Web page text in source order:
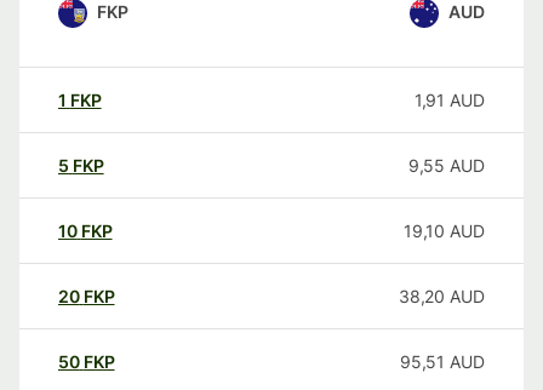
FKP AUD
1 FKP 1,91 AUD
5 FKP 9,55 AUD
10 FKP 19,10 AUD
20 FKP 38,20 AUD
50 FKP 95,51 AUD